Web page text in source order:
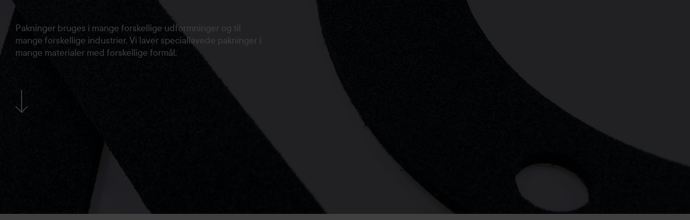
Pakninger bruges i mange forskellige udformninger og til
mange forskellige industrier. Vi laver speciallavede pakninger i
mange materialer med forskellige formål.